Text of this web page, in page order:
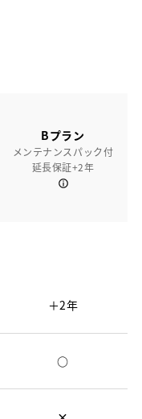
Bプラン
メンテナンスパック付
延長保証+2年
＋2年
○